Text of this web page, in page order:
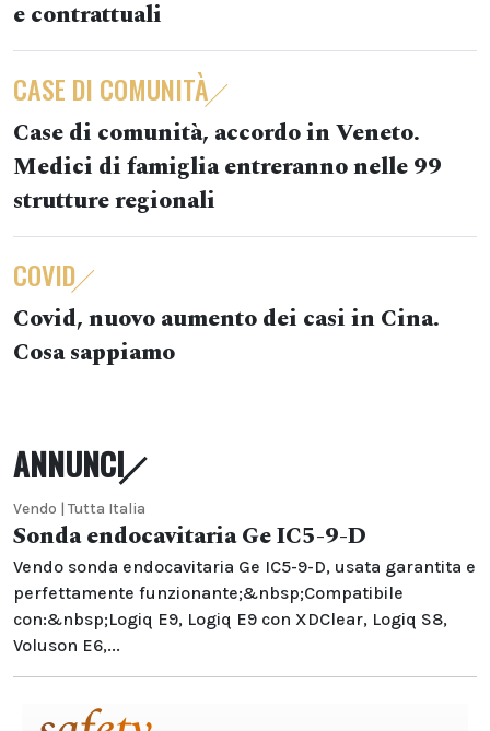
e contrattuali
CASE DI COMUNITÀ
Case di comunità, accordo in Veneto.
Medici di famiglia entreranno nelle 99
strutture regionali
COVID
Covid, nuovo aumento dei casi in Cina.
Cosa sappiamo
ANNUNCI
Vendo | Tutta Italia
Sonda endocavitaria Ge IC5-9-D
Vendo sonda endocavitaria Ge IC5-9-D, usata garantita e
perfettamente funzionante;&nbsp;Compatibile
con:&nbsp;Logiq E9, Logiq E9 con XDClear, Logiq S8,
Voluson E6,...